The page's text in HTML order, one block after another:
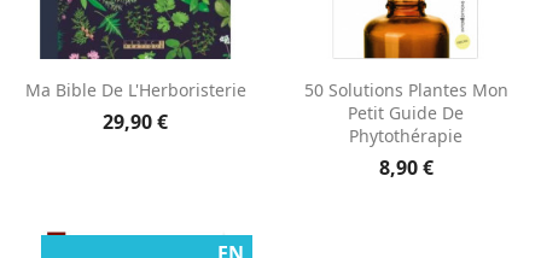
Ma Bible De L'Herboristerie
29,90 €
50 Solutions Plantes Mon
Petit Guide De
Phytothérapie
8,90 €